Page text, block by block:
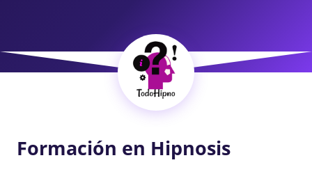
Formación en Hipnosis